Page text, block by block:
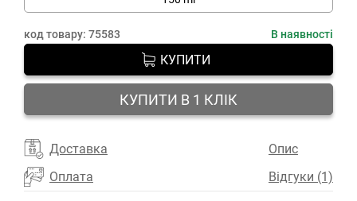
код товару: 75583 В наявності
КУПИТИ
КУПИТИ В 1 КЛІК
Доставка
Оплата
Опис
Відгуки (1)